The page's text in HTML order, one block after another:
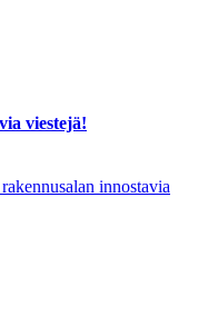
viestejä!
innostavia